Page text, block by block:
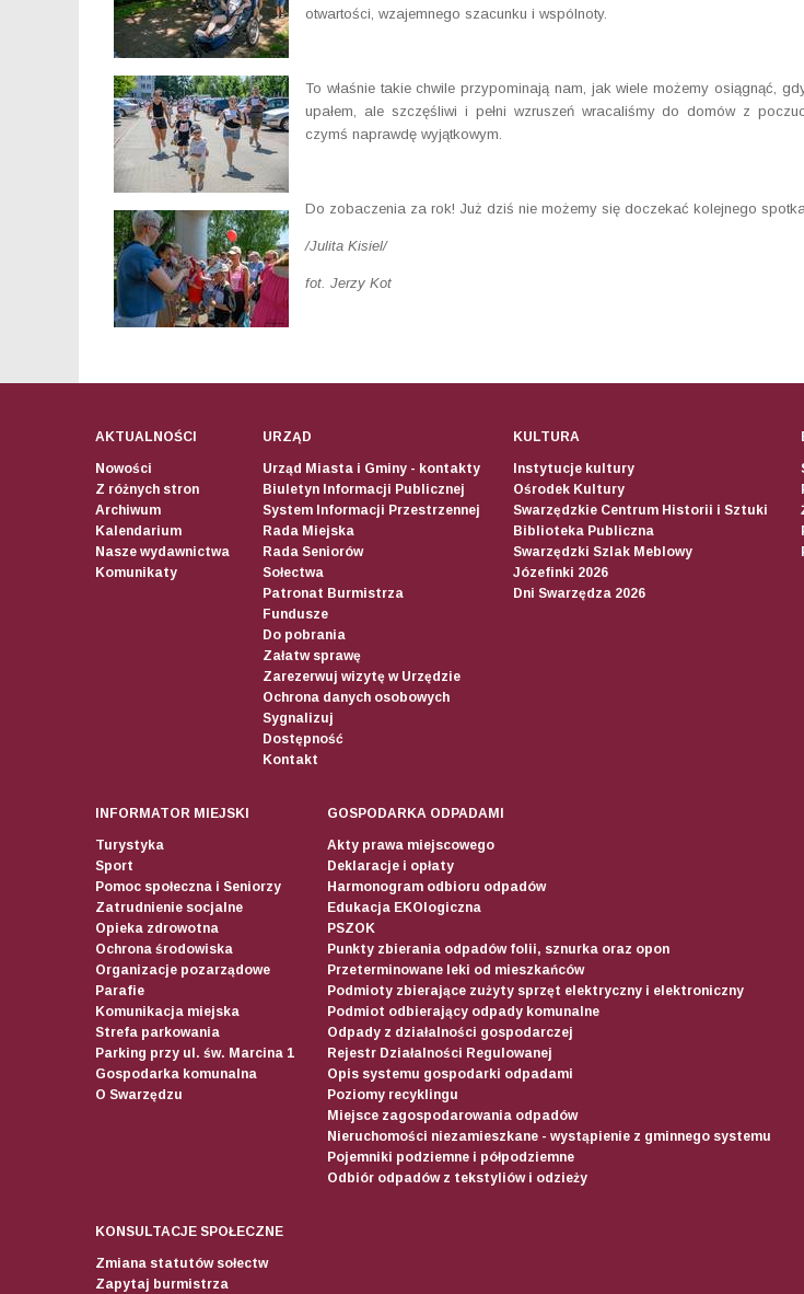
otwartości, wzajemnego szacunku i wspólnoty.
To właśnie takie chwile przypominają nam, jak wiele możemy osiągnąć,
upałem, ale szczęśliwi i pełni wzruszeń wracaliśmy do domów z
czymś naprawdę wyjątkowym.
Do zobaczenia za rok! Już dziś nie możemy się doczekać kolejnego
/Julita Kisiel/
fot. Jerzy Kot
AKTUALNOŚCI
Nowości
Z różnych stron
Archiwum
Kalendarium
Nasze wydawnictwa
Komunikaty
URZĄD
Urząd Miasta i Gminy - kontakty
Biuletyn Informacji Publicznej
System Informacji Przestrzennej
Rada Miejska
Rada Seniorów
Sołectwa
Patronat Burmistrza
Fundusze
Do pobrania
Załatw sprawę
Zarezerwuj wizytę w Urzędzie
Ochrona danych osobowych
Sygnalizuj
Dostępność
Kontakt
KULTURA
Instytucje kultury
Ośrodek Kultury
Swarzędzkie Centrum Historii i Sztuki
Biblioteka Publiczna
Swarzędzki Szlak Meblowy
Józefinki 2026
Dni Swarzędza 2026
INFORMATOR MIEJSKI
Turystyka
Sport
Pomoc społeczna i Seniorzy
Zatrudnienie socjalne
Opieka zdrowotna
Ochrona środowiska
Organizacje pozarządowe
Parafie
Komunikacja miejska
Strefa parkowania
Parking przy ul. św. Marcina 1
Gospodarka komunalna
O Swarzędzu
GOSPODARKA ODPADAMI
Akty prawa miejscowego
Deklaracje i opłaty
Harmonogram odbioru odpadów
Edukacja EKOlogiczna
PSZOK
Punkty zbierania odpadów folii, sznurka oraz opon
Przeterminowane leki od mieszkańców
Podmioty zbierające zużyty sprzęt elektryczny i elektroniczny
Podmiot odbierający odpady komunalne
Odpady z działalności gospodarczej
Rejestr Działalności Regulowanej
Opis systemu gospodarki odpadami
Poziomy recyklingu
Miejsce zagospodarowania odpadów
Nieruchomości niezamieszkane - wystąpienie z gminnego systemu
Pojemniki podziemne i półpodziemne
Odbiór odpadów z tekstyliów i odzieży
KONSULTACJE SPOŁECZNE
Zmiana statutów sołectw
Zapytaj burmistrza